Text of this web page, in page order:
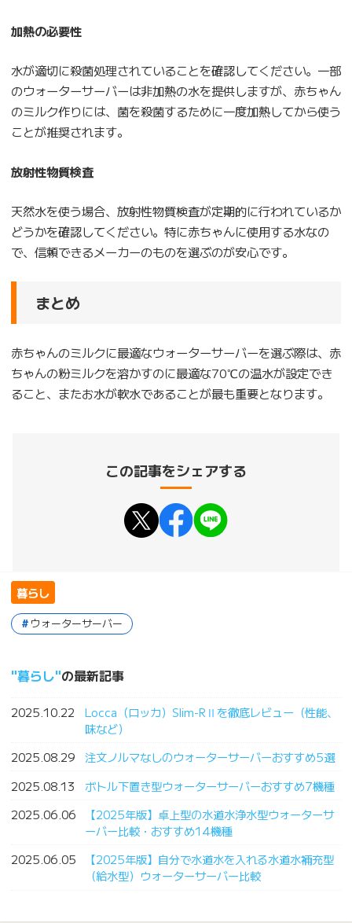
加熱の必要性
水が適切に殺菌処理されていることを確認してください。一部
のウォーターサーバーは非加熱の水を提供しますが、赤ちゃん
のミルク作りには、菌を殺菌するために一度加熱してから使う
ことが推奨されます。
放射性物質検査
天然水を使う場合、放射性物質検査が定期的に行われているか
どうかを確認してください。特に赤ちゃんに使用する水なの
で、信頼できるメーカーのものを選ぶのが安心です。
まとめ
赤ちゃんのミルクに最適なウォーターサーバーを選ぶ際は、赤
ちゃんの粉ミルクを溶かすのに最適な70℃の温水が設定でき
ること、またお水が軟水であることが最も重要となります。
この記事をシェアする
暮らし
ウォーターサーバー
暮らし の最新記事
2025.10.22
Locca（ロッカ）Slim-RⅡを徹底レビュー（性能、
味など）
2025.08.29
注文ノルマなしのウォーターサーバーおすすめ5選
2025.08.13
ボトル下置き型ウォーターサーバーおすすめ7機種
2025.06.06
【2025年版】卓上型の水道水浄水型ウォーターサ
ーバー比較・おすすめ14機種
2025.06.05
【2025年版】自分で水道水を入れる水道水補充型
（給水型）ウォーターサーバー比較